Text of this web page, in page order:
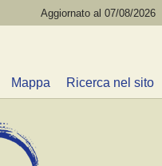
Aggiornato al 07/08/2026
Mappa Ricerca nel sito